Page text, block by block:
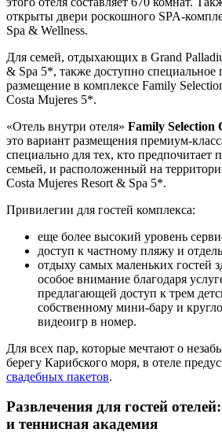
открыты двери роскошного SPA-
Spa & Wellness.
Для семей, отдыхающих в Grand
& Spa 5*, также доступно
размещение в комплексе Family
Costa Mujeres 5*.
«Отель внутри отеля» Family Selection
это вариант размещения премиум-
специально для тех, кто предпочитает
семьей, и расположенный на
Costa Mujeres Resort & Spa 5*.
Привилегии для гостей комплекса:
еще более высокий уровень
доступ к частному пляжу и
отдыху самых маленьких гостей
особое внимание благодаря
предлагающей доступ к трем
собственному мини-бару и
видеоигр в номер.
Для всех пар, которые мечтают о
берегу Карибского моря, в отеле
свадебных пакетов.
Развлечения для гостей
и теннисная академия